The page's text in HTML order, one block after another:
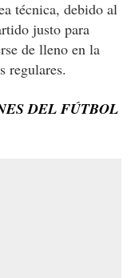
técnica, debido al
justo para
de lleno en la
regulares.
DEL FÚTBOL